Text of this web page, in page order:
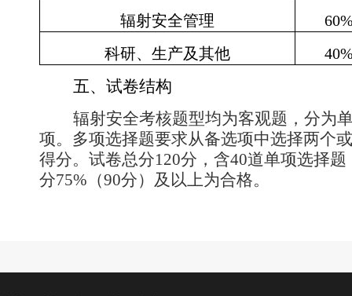
辐射安全管理
科研、生产及其他
五、试卷结构
辐射安全考核题型均为客观题，分为
项。多项选择题要求从备选项中选择两个
得分。试卷总分120分，含40道单项选择题
分75% （90分）及以上为合格。